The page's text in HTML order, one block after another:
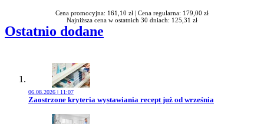
Cena promocyjna: 161,10 zł | Cena regularna: 179,00 zł
Najniższa cena w ostatnich 30 dniach: 125,31 zł
Ostatnio dodane
06.08.2026 | 11:07
Przejdź do artykułu:
Zaostrzone kryteria wystawiania recept już od września